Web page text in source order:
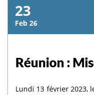
23
Feb 26
Réunion :
Lundi 13 février 2023,